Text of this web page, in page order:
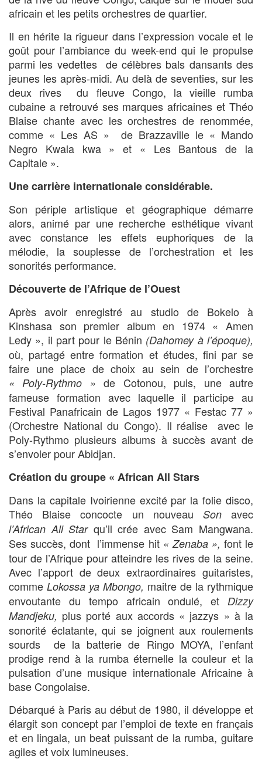
africain et les petits orchestres de quartier.
Il en hérite la rigueur dans l’expression vocale et le
goût pour l’ambiance du week-end qui le propulse
parmi les vedettes de célèbres bals dansants des
jeunes les après-midi. Au delà de seventies, sur les
deux rives du fleuve Congo, la vieille rumba
cubaine a retrouvé ses marques africaines et Théo
Blaise chante avec les orchestres de renommée,
comme « Les AS » de Brazzaville le « Mando
Negro Kwala kwa » et « Les Bantous de la
Capitale ».
Une carrière internationale considérable.
Son périple artistique et géographique démarre
alors, animé par une recherche esthétique vivant
avec constance les effets euphoriques de la
mélodie, la souplesse de l’orchestration et les
sonorités performance.
Découverte de l’Afrique de l’Ouest
Après avoir enregistré au studio de Bokelo à
Kinshasa son premier album en 1974 « Amen
Ledy », il part pour le Bénin (Dahomey à l’époque),
où, partagé entre formation et études, fini par se
faire une place de choix au sein de l’orchestre
« Poly-Rythmo » de Cotonou, puis, une autre
fameuse formation avec laquelle il participe au
Festival Panafricain de Lagos 1977 « Festac 77 »
(Orchestre National du Congo). Il réalise avec le
Poly-Rythmo plusieurs albums à succès avant de
s’envoler pour Abidjan.
Création du groupe « African All Stars
Dans la capitale Ivoirienne excité par la folie disco,
Théo Blaise concocte un nouveau Sonavec
l’African All Starqu’il crée avec Sam Mangwana.
Ses succès, dont l’immense hit « Zenaba », font le
tour de l’Afrique pour atteindre les rives de la seine.
Avec l’apport de deux extraordinaires guitaristes,
comme Lokossa ya Mbongo, maitre de la rythmique
envoutante du tempo africain ondulé, et Dizzy
Mandjeku, plus porté aux accords « jazzys » à la
sonorité éclatante, qui se joignent aux roulements
sourds de la batterie de Ringo MOYA, l’enfant
prodige rend à la rumba éternelle la couleur et la
pulsation d’une musique internationale Africaine à
base Congolaise.
Débarqué à Paris au début de 1980, il développe et
élargit son concept par l’emploi de texte en français
et en lingala, un beat puissant de la rumba, guitare
agiles et voix lumineuses.